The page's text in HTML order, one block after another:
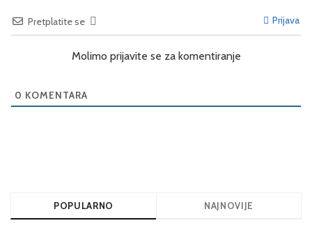
Pretplatite se Prijava
Molimo prijavite se za komentiranje
0 KOMENTARA
POPULARNO NAJNOVIJE